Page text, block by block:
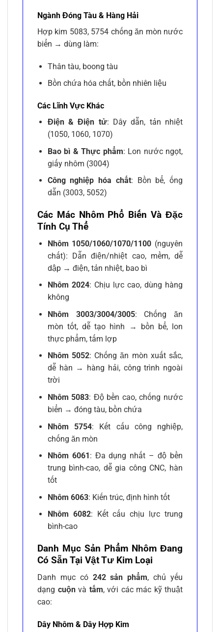
Ngành Đóng Tàu & Hàng Hải
Hợp kim 5083, 5754 chống ăn mòn nước
biển → dùng làm:
Thân tàu, boong tàu
Bồn chứa hóa chất, bồn nhiên liệu
Các Lĩnh Vực Khác
Điện & Điện tử: Dây dẫn, tản nhiệt
(1050, 1060, 1070)
Bao bì & Thực phẩm: Lon nước ngọt,
giấy nhôm (3004)
Công nghiệp hóa chất: Bồn bể, ống
dẫn (3003, 5052)
Các Mác Nhôm Phổ Biến Và Đặc
Tính Cụ Thể
Nhôm 1050/1060/1070/1100 (nguyên
chất): Dẫn điện/nhiệt cao, mềm, dễ
dập → điện, tản nhiệt, bao bì
Nhôm 2024: Chịu lực cao, dùng hàng
không
Nhôm 3003/3004/3005: Chống ăn
mòn tốt, dễ tạo hình → bồn bể, lon
thực phẩm, tấm lợp
Nhôm 5052: Chống ăn mòn xuất sắc,
dễ hàn → hàng hải, công trình ngoài
trời
Nhôm 5083: Độ bền cao, chống nước
biển → đóng tàu, bồn chứa
Nhôm 5754: Kết cấu công nghiệp,
chống ăn mòn
Nhôm 6061 : Đa dụng nhất – độ bền
trung bình-cao, dễ gia công CNC, hàn
tốt
Nhôm 6063: Kiến trúc, định hình tốt
Nhôm 6082: Kết cấu chịu lực trung
bình-cao
Danh Mục Sản Phẩm Nhôm Đang
Có Sẵn Tại Vật Tư Kim Loại
Danh mục có 242 sản phẩm, chủ yếu
dạng cuộnvà tấm, với các mác kỹ thuật
cao:
Dây Nhôm & Dây Hợp Kim